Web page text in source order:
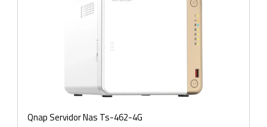
Qnap Servidor Nas Ts-462-4G